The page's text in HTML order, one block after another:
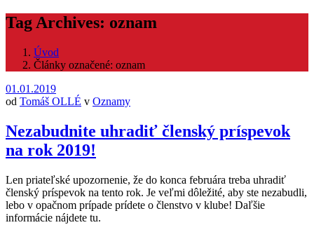
Tag Archives: oznam
Úvod
Články označené: oznam
01.01.2019
od Tomáš OLLÉ v Oznamy
Nezabudnite uhradiť členský príspevok
na rok 2019!
Len priateľské upozornenie, že do konca februára treba uhradiť
členský príspevok na tento rok. Je veľmi dôležité, aby ste nezabudli,
lebo v opačnom prípade prídete o členstvo v klube! Daľšie
informácie nájdete tu.